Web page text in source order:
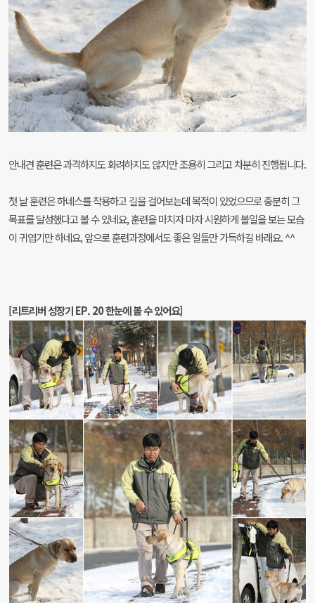
안내견 훈련은 과격하지도 화려하지도 않지만 조용히 그리고 차분히 진행됩니다.
첫 날 훈련은 하네스를 착용하고 길을 걸어보는데 목적이 있었으므로 충분히 그
목표를 달성했다고 볼 수 있네요, 훈련을 마치자 마자 시원하게 볼일을 보는 모습
이 귀엽기만 하네요, 앞으로 훈련과정에서도 좋은 일들만 가득하길 바래요. ^^
[리트리버 성장기 EP. 20 한눈에 볼 수 있어요]